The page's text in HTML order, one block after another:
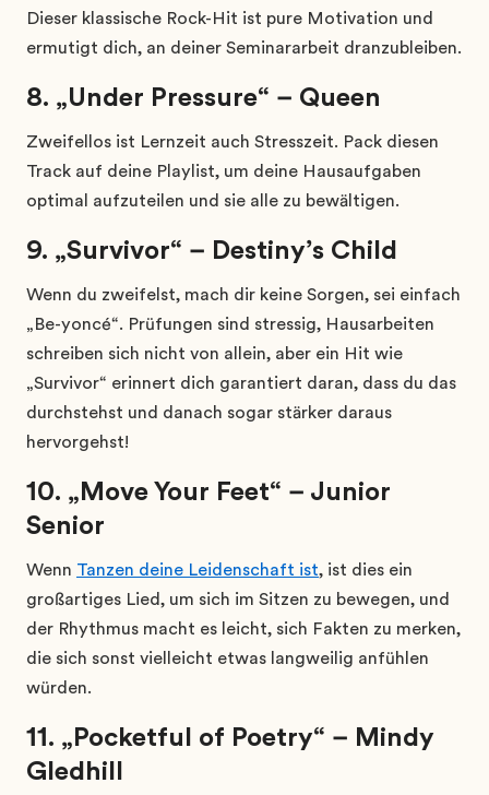
Dieser klassische Rock-Hit ist pure Motivation und
ermutigt dich, an deiner Seminararbeit dranzubleiben.
8. „Under Pressure“ – Queen
Zweifellos ist Lernzeit auch Stresszeit. Pack diesen
Track auf deine Playlist, um deine Hausaufgaben
optimal aufzuteilen und sie alle zu bewältigen.
9. „Survivor“ – Destiny’s Child
Wenn du zweifelst, mach dir keine Sorgen, sei einfach
„Be-yoncé“. Prüfungen sind stressig, Hausarbeiten
schreiben sich nicht von allein, aber ein Hit wie
„Survivor“ erinnert dich garantiert daran, dass du das
durchstehst und danach sogar stärker daraus
hervorgehst!
10. „Move Your Feet“ – Junior
Senior
Wenn Tanzen deine Leidenschaft ist, ist dies ein
großartiges Lied, um sich im Sitzen zu bewegen, und
der Rhythmus macht es leicht, sich Fakten zu merken,
die sich sonst vielleicht etwas langweilig anfühlen
würden.
11. „Pocketful of Poetry“ – Mindy
Gledhill